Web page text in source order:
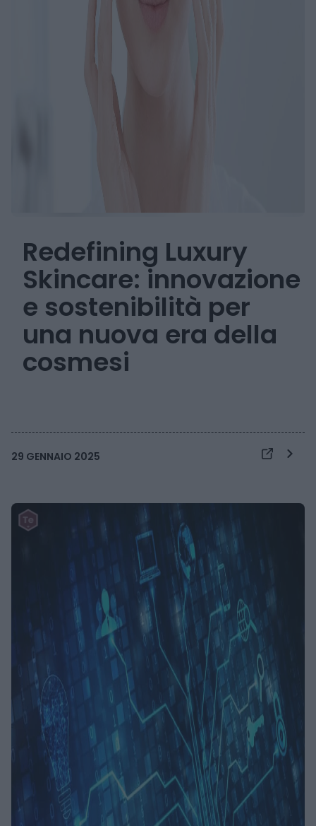
Redefining Luxury
Skincare: innovazione
e sostenibilità per
una nuova era della
cosmesi
29 GENNAIO 2025